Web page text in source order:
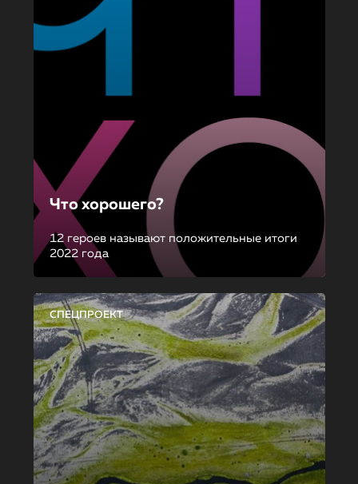
Что хорошего?
12 героев называют положительные итоги
2022 года
СПЕЦПРОЕКТ